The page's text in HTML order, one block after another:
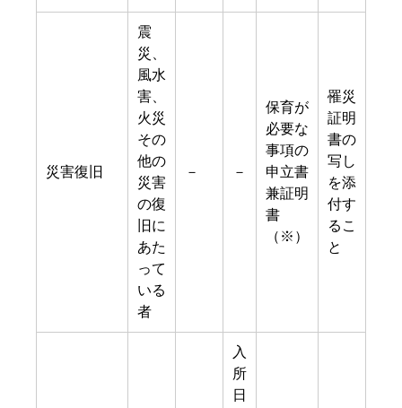
災害復旧
震
災、
風水
害、
火災
その
他の
災害
の復
旧に
あた
って
いる
者
－ －
保育が
必要な
事項の
申立書
兼証明
書
（※）
罹災
証明
書の
写し
を添
付す
るこ
と
入
所
日